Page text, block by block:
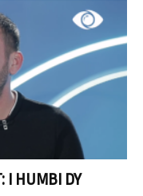
I HUMBI DY